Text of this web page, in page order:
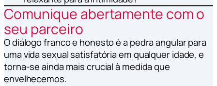
Comunique abertamente com o
seu parceiro
O diálogo franco e honesto é a pedra angular para
uma vida sexual satisfatória em qualquer idade, e
torna-se ainda mais crucial à medida que
envelhecemos.